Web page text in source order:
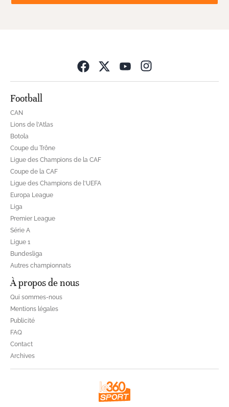
Football
CAN
Lions de l'Atlas
Botola
Coupe du Trône
Ligue des Champions de la CAF
Coupe de la CAF
Ligue des Champions de l'UEFA
Europa League
Liga
Premier League
Série A
Ligue 1
Bundesliga
Autres championnats
À propos de nous
Qui sommes-nous
Mentions légales
Publicité
FAQ
Contact
Archives